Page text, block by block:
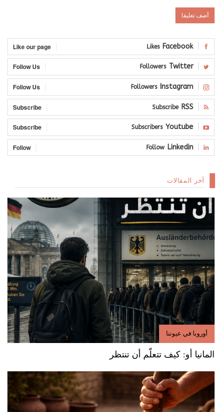
Facebook
Likes
Like our page
Twitter
Followers
Follow Us
Instagram
Followers
Follow Us
RSS
Subscribe
Subscribe
Youtube
Subscribers
Subscribe
Linkedin
Follow
Follow
آخر المقالات
أوروبا في عيوننا
المانيا أو: كيف تتعلّم أن تنتظر